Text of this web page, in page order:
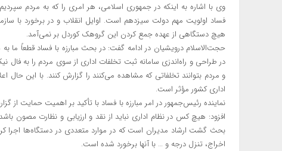
وی با اشاره به اینکه در جمهوری اسلامی، هر امری را که به مردم
فساد اولویت مهم دولت سیزدهم است. اوایل انقلاب و در برخورد با
هیچ دستگاهی از عهده جمع کردن این گروهک کوردل بر نمی‌آمد.
حجت‌الاسلام درویشیان در ادامه گفت: در بحث مبارزه با فساد قطعاً ما
در طراحی و راه‌اندزی سامانه ثبت تخلفات اداری از سوی مردم را به فال
و مردم بتوانند تخلفاتی که مشاهده می‌کنند را گزارش کنند. با این حال
اداری کشور مؤثر است.
نماینده رئیس‌جمهور در امر مبارزه با فساد با تأکید بر اهمیت حمایت
افزود: هیچ کس در نظام اداری نباید از نقد و ارزیابی و نظارت مصون
بحث گشت ارشاد مدیران است که در موارد متعددی در دستگاه‌ها اجرا
اخراج، تنزل درجه و … با آنها برخورد شده است.